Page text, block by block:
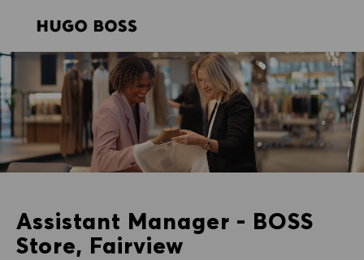
Assistant Manager - BOSS
Store, Fairview